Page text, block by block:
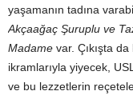
yaşamanın tadına
Akçaağaç Şuruplu ve
Madame var. Çıkışta
ikramlarıyla yiyecek,
ve bu lezzetlerin